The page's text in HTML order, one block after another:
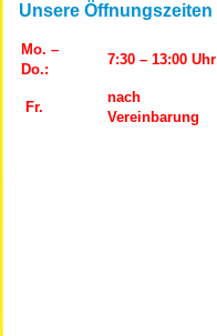
Unsere Öffnungszeiten
Mo. –
Do.:
7:30 – 13:00 Uhr
Fr.
nach
Vereinbarung